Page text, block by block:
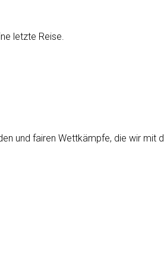
letzte Reise.
und fairen Wettkämpfe, die wir